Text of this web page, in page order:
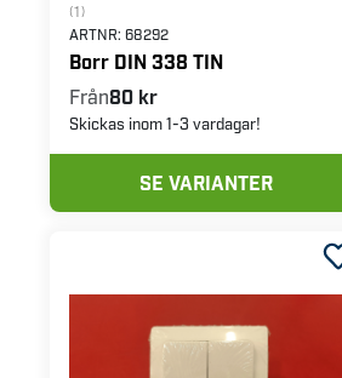
(1)
ARTNR: 68292
Borr DIN 338 TIN
Från80 kr
Skickas inom 1-3 vardagar!
SE VARIANTER